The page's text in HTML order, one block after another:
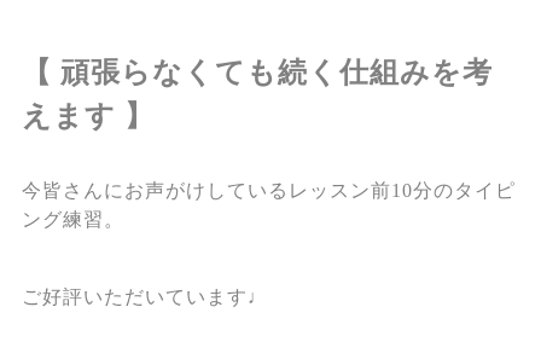
【 頑張らなくても続く仕組みを考
えます 】
今皆さんにお声がけしているレッスン前10分のタイピ
ング練習。
ご好評いただいています♩